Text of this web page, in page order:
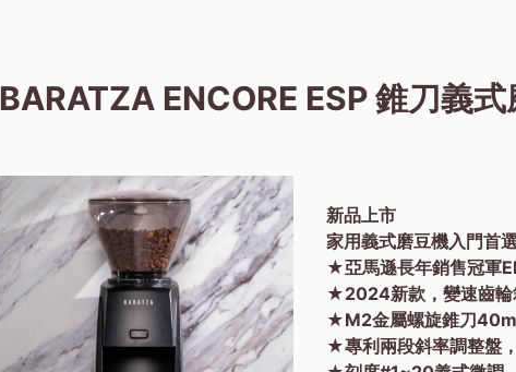
BARATZA ENCORE ESP 錐刀義
新品上市
家用義式磨豆機入門首
★亞馬遜長年銷售冠軍
★2024新款，變速齒輪
★M2金屬螺旋錐刀
★專利兩段斜率調整盤